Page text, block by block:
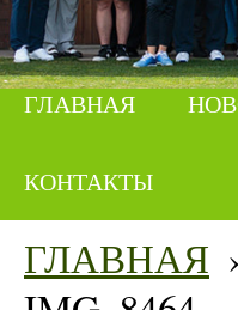
ГЛАВНАЯ
КОНТАКТЫ
ГЛАВНАЯ ›